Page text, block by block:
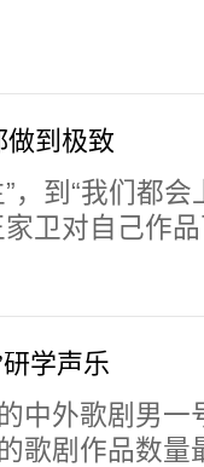
做到极致
，到“我们都
卫对自己作
学声乐
中外歌剧男一
歌剧作品数量